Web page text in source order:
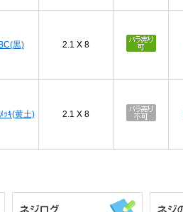
BC(黒) 2.1 X 8
ｯｷ(黄土) 2.1 X 8